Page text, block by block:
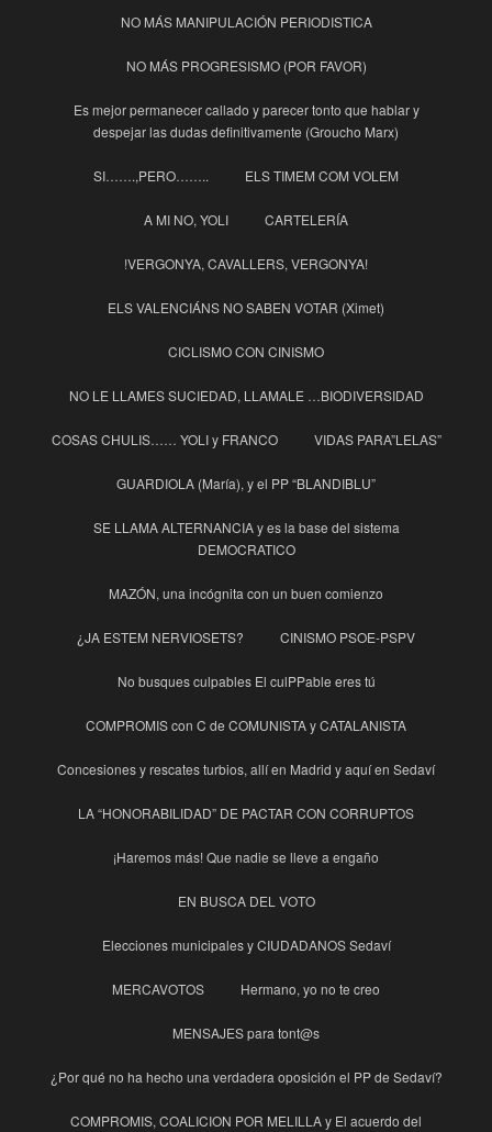
NO MÁS MANIPULACIÓN PERIODISTICA
NO MÁS PROGRESISMO (POR FAVOR)
Es mejor permanecer callado y parecer tonto que hablar y
despejar las dudas definitivamente (Groucho Marx)
SI…….,PERO…….. ELS TIMEM COM VOLEM
A MI NO, YOLI CARTELERÍA
!VERGONYA, CAVALLERS, VERGONYA!
ELS VALENCIÁNS NO SABEN VOTAR (Ximet)
CICLISMO CON CINISMO
NO LE LLAMES SUCIEDAD, LLAMALE …BIODIVERSIDAD
COSAS CHULIS…… YOLI y FRANCO VIDAS PARA”LELAS”
GUARDIOLA (María), y el PP “BLANDIBLU”
SE LLAMA ALTERNANCIA y es la base del sistema
DEMOCRATICO
MAZÓN, una incógnita con un buen comienzo
¿JA ESTEM NERVIOSETS? CINISMO PSOE-PSPV
No busques culpables El culPPable eres tú
COMPROMIS con C de COMUNISTA y CATALANISTA
Concesiones y rescates turbios, allí en Madrid y aquí en Sedaví
LA “HONORABILIDAD” DE PACTAR CON CORRUPTOS
¡Haremos más! Que nadie se lleve a engaño
EN BUSCA DEL VOTO
Elecciones municipales y CIUDADANOS Sedaví
MERCAVOTOS Hermano, yo no te creo
MENSAJES para tont@s
¿Por qué no ha hecho una verdadera oposición el PP de Sedaví?
COMPROMIS, COALICION POR MELILLA y El acuerdo del